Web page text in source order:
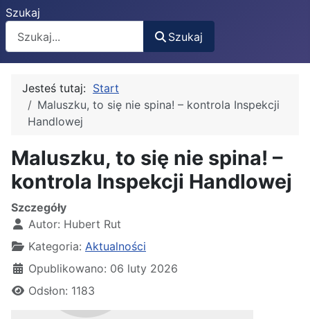
Szukaj
Szukaj
Jesteś tutaj: Start
Maluszku, to się nie spina! – kontrola Inspekcji
Handlowej
Maluszku, to się nie spina! –
kontrola Inspekcji Handlowej
Szczegóły
Autor: Hubert Rut
Kategoria: Aktualności
Opublikowano: 06 luty 2026
Odsłon: 1183